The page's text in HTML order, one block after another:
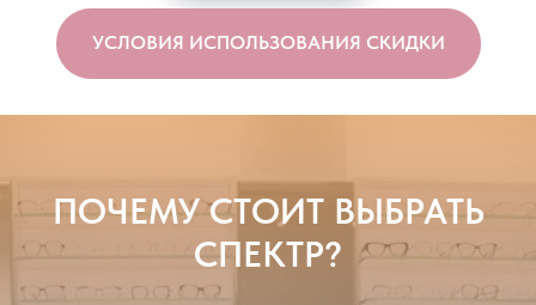
УСЛОВИЯ ИСПОЛЬЗОВАНИЯ СКИДКИ
ПОЧЕМУ СТОИТ ВЫБРАТЬ
СПЕКТР?